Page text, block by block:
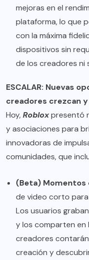
mejoras en el
plataforma, lo que
con la máxima
dispositivos sin
de los creadores ni
ESCALAR: Nuevas
creadores crezcan
Hoy,Robloxpresentó
y asociaciones para
innovadoras de
comunidades, que
(Beta) Momentos
de video corto
Los usuarios
y los comparten en
creadores
creación y